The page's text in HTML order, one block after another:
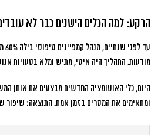
הרקע: למה הכלים הישנים כבר לא
מודעות. התהליך היה איטי, מתיש ומלא בטעויות
היום, כלי האוטומציה החדשים מבצעים את אותן
ומתאימים את המסרים בזמן אמת. התוצאה: שיפור של 40-60% ביעילות